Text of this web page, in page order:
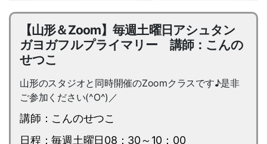
【山形＆Zoom】毎週土曜日アシュタン
ガヨガフルプライマリー 講師：こんの
せつこ
山形のスタジオと同時開催のZoomクラスです♪是非
ご参加ください(^O^)／
講師：こんのせつこ
日程：毎週土曜日08：30～10：00